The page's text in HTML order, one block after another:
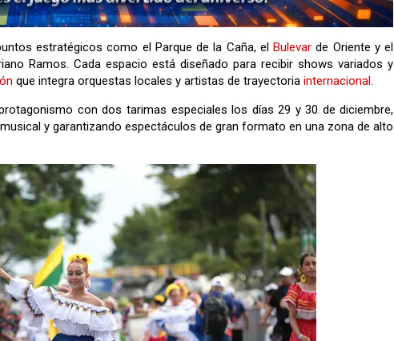
estratégicos como el Parque de la Caña, elBulevar de Oriente y el
Ramos. Cada espacio está diseñado para recibir shows variados y
que integra orquestas locales y artistas de trayectoria internacional.
con dos tarimas especiales los días 29 y 30 de diciembre,
y garantizando espectáculos de gran formato en una zona de alto